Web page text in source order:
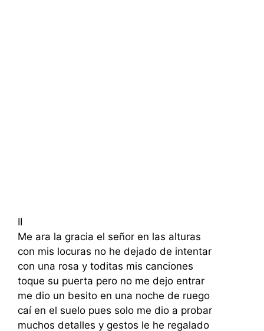
II
Me ara la gracia el señor en las alturas
con mis locuras no he dejado de intentar
con una rosa y toditas mis canciones
toque su puerta pero no me dejo entrar
me dio un besito en una noche de ruego
caí en el suelo pues solo me dio a probar
muchos detalles y gestos le he regalado